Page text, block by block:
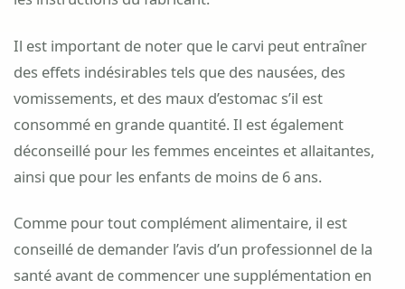
Il est important de noter que le carvi peut entraîner
des effets indésirables tels que des nausées, des
vomissements, et des maux d’estomac s’il est
consommé en grande quantité. Il est également
déconseillé pour les femmes enceintes et allaitantes,
ainsi que pour les enfants de moins de 6 ans.
Comme pour tout complément alimentaire, il est
conseillé de demander l’avis d’un professionnel de la
santé avant de commencer une supplémentation en